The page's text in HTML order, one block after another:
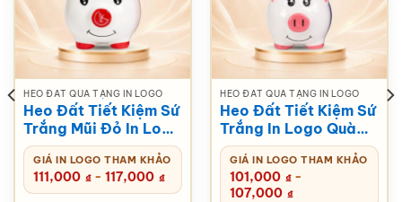
HEO ĐẤT QUÀ TẶNG IN LOGO
Heo Đất Tiết Kiệm Sứ
Trắng Mũi Đỏ In Logo
Thương Hiệu NT-
HDQT02
GIÁ IN LOGO THAM KHẢO
111,000 ₫ -117,000 ₫
HEO ĐẤT QUÀ TẶNG IN LOGO
Heo Đất Tiết Kiệm Sứ
Trắng In Logo Quà
Tặng Doanh Nghiệp
NT-HDQT04
GIÁ IN LOGO THAM KHẢO
101,000 ₫ -
107,000 ₫